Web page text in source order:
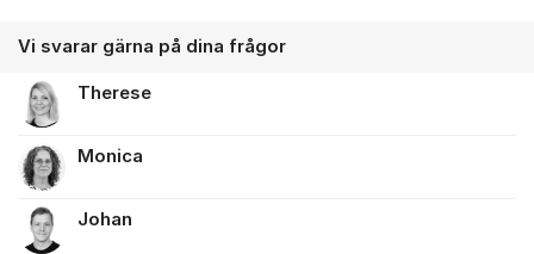
Vi svarar gärna på dina frågor
Therese
Monica
Johan